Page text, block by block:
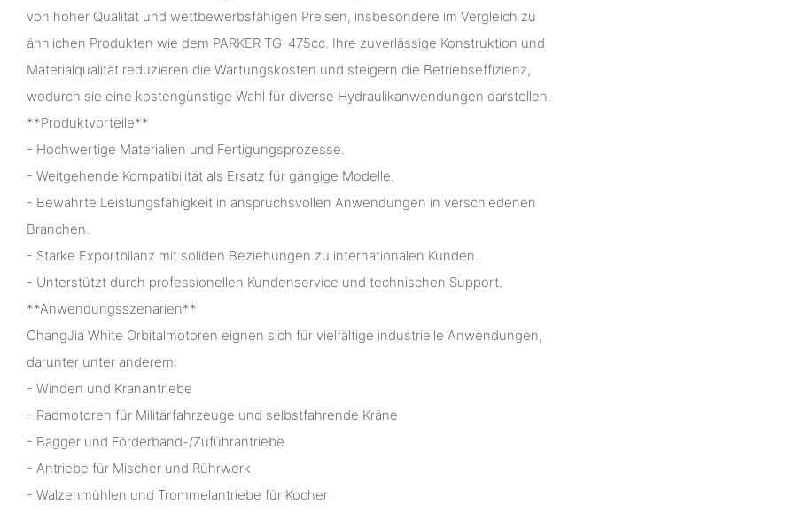
von hoher Qualität und wettbewerbsfähigen Preisen, insbesondere im Vergleich zu
ähnlichen Produkten wie dem PARKER TG-475cc. Ihre zuverlässige Konstruktion und
Materialqualität reduzieren die Wartungskosten und steigern die Betriebseffizienz,
wodurch sie eine kostengünstige Wahl für diverse Hydraulikanwendungen darstellen.
**Produktvorteile**
- Hochwertige Materialien und Fertigungsprozesse.
- Weitgehende Kompatibilität als Ersatz für gängige Modelle.
- Bewährte Leistungsfähigkeit in anspruchsvollen Anwendungen in verschiedenen
Branchen.
- Starke Exportbilanz mit soliden Beziehungen zu internationalen Kunden.
- Unterstützt durch professionellen Kundenservice und technischen Support.
**Anwendungsszenarien**
ChangJia White Orbitalmotoren eignen sich für vielfältige industrielle Anwendungen,
darunter unter anderem:
- Winden und Kranantriebe
- Radmotoren für Militärfahrzeuge und selbstfahrende Kräne
- Bagger und Förderband-/Zuführantriebe
- Antriebe für Mischer und Rührwerk
- Walzenmühlen und Trommelantriebe für Kocher